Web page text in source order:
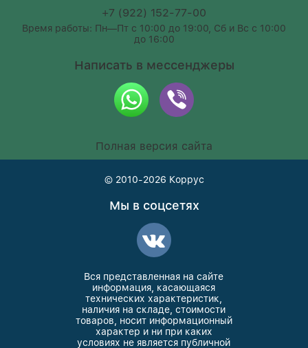
+7 (922) 152-77-00
Время работы: Пн—Пт с 10:00 до 19:00, Сб и Вс с 10:00
до 16:00
Написать в мессенджеры
Полная версия сайта
© 2010-2026 Коррус
Мы в соцсетях
Вся представленная на сайте
информация, касающаяся
технических характеристик,
наличия на складе, стоимости
товаров, носит информационный
характер и ни при каких
условиях не является публичной